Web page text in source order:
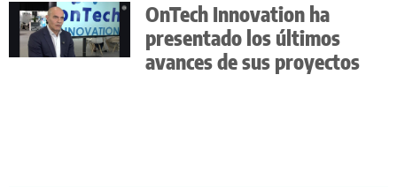
OnTech Innovation ha
presentado los últimos
avances de sus proyectos